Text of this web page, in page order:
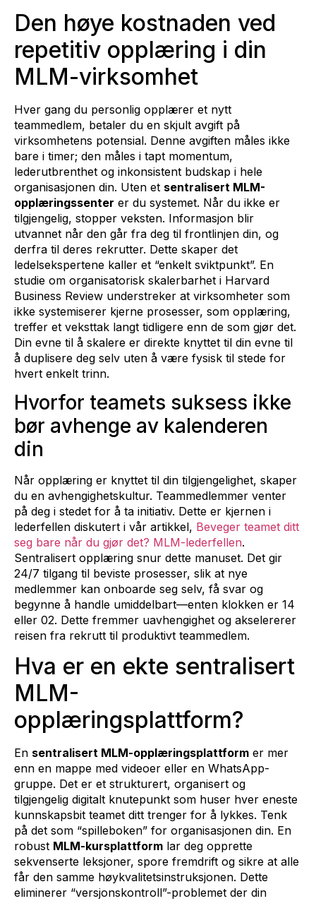
Den høye kostnaden ved
repetitiv opplæring i din
MLM-virksomhet
Hver gang du personlig opplærer et nytt
teammedlem, betaler du en skjult avgift på
virksomhetens potensial. Denne avgiften måles ikke
bare i timer; den måles i tapt momentum,
lederutbrenthet og inkonsistent budskap i hele
organisasjonen din. Uten et sentralisert MLM-
opplæringssenter er du systemet. Når du ikke er
tilgjengelig, stopper veksten. Informasjon blir
utvannet når den går fra deg til frontlinjen din, og
derfra til deres rekrutter. Dette skaper det
ledelsekspertene kaller et “enkelt sviktpunkt”. En
studie om organisatorisk skalerbarhet i Harvard
Business Review understreker at virksomheter som
ikke systemiserer kjerne prosesser, som opplæring,
treffer et veksttak langt tidligere enn de som gjør det.
Din evne til å skalere er direkte knyttet til din evne til
å duplisere deg selv uten å være fysisk til stede for
hvert enkelt trinn.
Hvorfor teamets suksess ikke
bør avhenge av kalenderen
din
Når opplæring er knyttet til din tilgjengelighet, skaper
du en avhengighetskultur. Teammedlemmer venter
på deg i stedet for å ta initiativ. Dette er kjernen i
lederfellen diskutert i vår artikkel, Beveger teamet ditt
seg bare når du gjør det? MLM-lederfellen.
Sentralisert opplæring snur dette manuset. Det gir
24/7 tilgang til beviste prosesser, slik at nye
medlemmer kan onboarde seg selv, få svar og
begynne å handle umiddelbart—enten klokken er 14
eller 02. Dette fremmer uavhengighet og akselererer
reisen fra rekrutt til produktivt teammedlem.
Hva er en ekte sentralisert
MLM-
opplæringsplattform?
En sentralisert MLM-opplæringsplattform er mer
enn en mappe med videoer eller en WhatsApp-
gruppe. Det er et strukturert, organisert og
tilgjengelig digitalt knutepunkt som huser hver eneste
kunnskapsbit teamet ditt trenger for å lykkes. Tenk
på det som “spilleboken” for organisasjonen din. En
robust MLM-kursplattform lar deg opprette
sekvenserte leksjoner, spore fremdrift og sikre at alle
får den samme høykvalitetsinstruksjonen. Dette
eliminerer “versjonskontroll”-problemet der din